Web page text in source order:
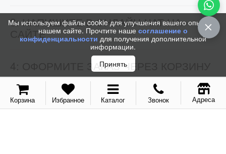
3: НАПИШИТЕ В ОНЛАЙН-ЧАТ НА
САЙТЕ
4: ОФОРМИТЕ ЗАКАЗ ЧЕРЕЗ КОРЗИНУ
Если время Вашего заказа приходится на нерабочее время,
добавьте товар в корзину и укажите Ваши контактные
данные. Мы свяжемся с Вами и обработаем заказ как только
откроемся.
Корзина Избранное Каталог Звонок Адреса
Мы используем файлы cookie для улучшения вашего опыта на
нашем сайте. Прочтите наше соглашение о
конфиденциальности для получения дополнительной
информации.
Принять